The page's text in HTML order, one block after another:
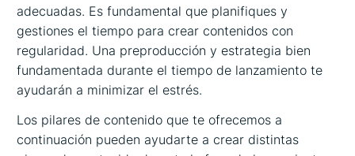
adecuadas. Es fundamental que planifiques y
gestiones el tiempo para crear contenidos con
regularidad. Una preproducción y estrategia bien
fundamentada durante el tiempo de lanzamiento te
ayudarán a minimizar el estrés.
Los pilares de contenido que te ofrecemos a
continuación pueden ayudarte a crear distintas